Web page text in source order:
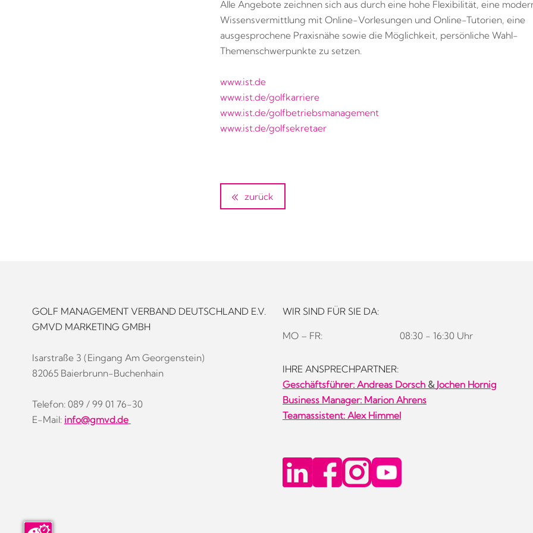
Alle Angebote zeichnen sich aus durch eine hohe Flexibilität, eine
Wissensvermittlung mit Online-Vorlesungen und Online-Tutorien, eine
ausgesprochene Praxisnähe sowie die Möglichkeit, persönliche Wahl-
Themenschwerpunkte zu setzen.
www.ist.de
www.ist.de/golfkarriere
www.ist.de/golfbetriebsmanagement
www.ist.de/golfsekretaer
zurück
GOLF MANAGEMENT VERBAND DEUTSCHLAND E.V.
GMVD MARKETING GMBH
Isarstraße 3 (Eingang Am Georgenstein)
82065 Baierbrunn-Buchenhain
Telefon: 089 / 99 01 76-30
E-Mail: info@gmvd.de
WIR SIND FÜR SIE DA:
MO – FR: 08:30 - 16:30 Uhr
IHRE ANSPRECHPARTNER:
Geschäftsführer: Andreas Dorsch & Jochen Hornig
Business Manager: Marion Ahrens
Teamassistent: Alex Himmel